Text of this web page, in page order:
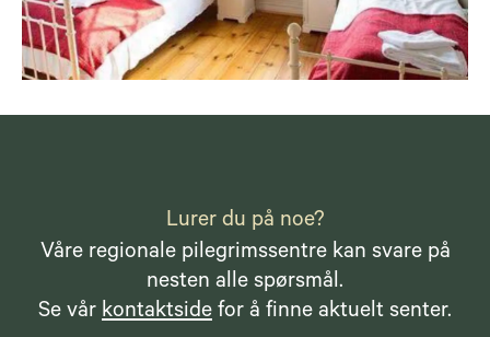
Lurer du på noe?
Våre regionale pilegrimssentre kan svare på
nesten alle spørsmål.
Se vår kontaktside for å finne aktuelt senter.